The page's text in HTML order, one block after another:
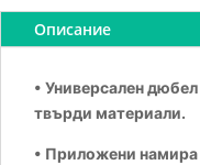
MultiОписание
• Универсален
твърди материали.
• Приложени намира